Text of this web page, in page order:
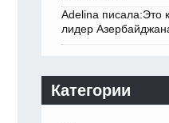
Adelina писала:Это
лидер
Категории